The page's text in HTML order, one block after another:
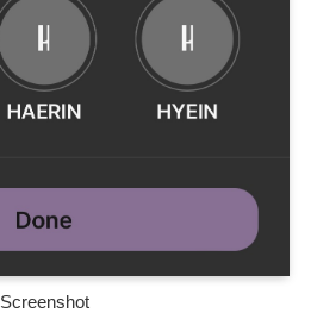
Screenshot